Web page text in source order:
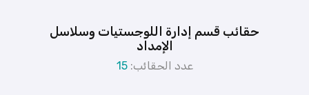
حقائب قسم إدارة اللوجستيات وسلاسل
الإمداد
عدد الحقائب:15